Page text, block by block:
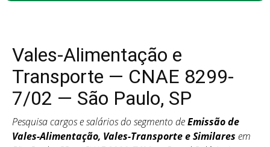
Vales-Alimentação e
Transporte — CNAE 8299-
7/02 — São Paulo, SP
Pesquisa cargos e salários do segmento deEmissão de
Vales-Alimentação, Vales-Transporte e Similares em